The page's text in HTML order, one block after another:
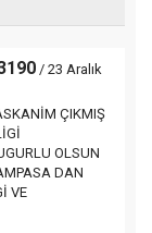
/ 23 Aralık
ÇIKMIŞ
OLSUN
DAN
VE